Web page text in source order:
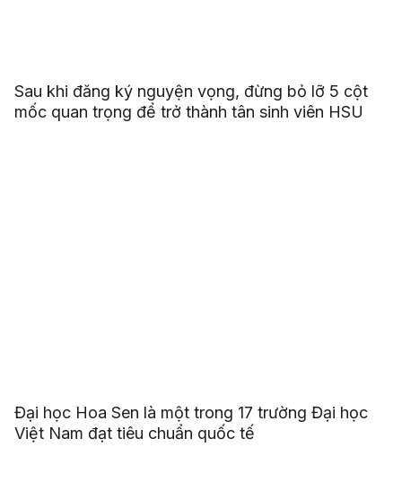
Sau khi đăng ký nguyện vọng, đừng bỏ lỡ 5 cột
mốc quan trọng để trở thành tân sinh viên HSU
Đại học Hoa Sen là một trong 17 trường Đại học
Việt Nam đạt tiêu chuẩn quốc tế